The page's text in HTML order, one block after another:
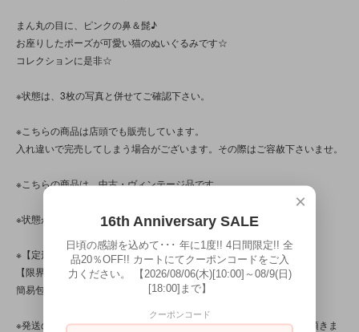
まん丸の目に、ピンクの鼻＆髭♪
お座りしたポーズが可愛い猫のぬいぐるみです☆
コレクションに是非☆
※状態は、3枚の写真と併せてご確認下さい。
※こちらの商品は店頭でも販売しています。
入れ違いで完売してしまう場合がございます。その際はご容赦下さいませ。
※こちらの商品は、中古・ヴィンテージ品です。
※状態が気になる方は、お気軽にお問い合わせ下さい！
※【定形外対応商品】・【サイズ規格外】です。
【限界個数】は【3個/点】･【送料】は300～510円です。
簡易包装です。
※発送の際、ぬいぐるみはプチプチ(エアパッキン/緩衝材)を省かせて頂きま
×
16th Anniversary SALE
日頃の感謝を込めて･･･ 年に1度!! 4日間限定!! 全
品20％OFF!! カートにてクーポンコードをご入
力ください。 【2026/08/06(木)[10:00]～08/9(日)
[18:00]まで】
クーポンコード